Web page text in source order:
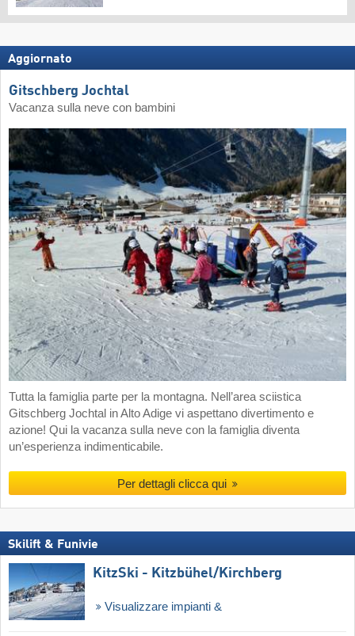
Aggiornato
Gitschberg Jochtal
Vacanza sulla neve con bambini
Tutta la famiglia parte per la montagna. Nell’area sciistica
Gitschberg Jochtal in Alto Adige vi aspettano divertimento e
azione! Qui la vacanza sulla neve con la famiglia diventa
un’esperienza indimenticabile.
Per dettagli clicca qui
Skilift & Funivie
KitzSki - Kitzbühel/​Kirchberg
Visualizzare impianti &